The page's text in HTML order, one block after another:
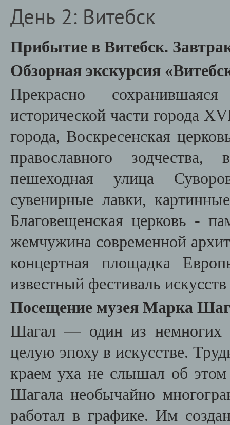
День 2: Витебск
Прибытие в Витебск.
Обзорная экскурсия
Прекрасно
исторической части города
города, Воскресенская
православного зодчества,
пешеходная улица
сувенирные лавки,
Благовещенская церковь -
жемчужина современной
концертная площадка
известный фестиваль
Посещение музея Марка
Шагал — один из немногих
целую эпоху в искусстве.
краем уха не слышал об этом
Шагала необычайно
работал в графике. Им